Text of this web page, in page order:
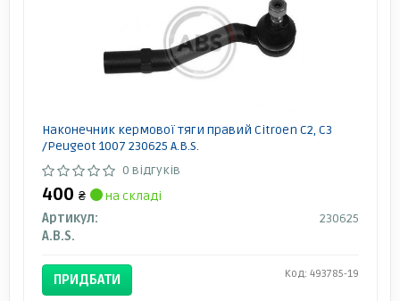
Наконечник кермової тяги правий Citroen C2, C3
/Peugeot 1007 230625 A.B.S.
0 відгуків
400 ₴
на складі
Артикул:
230625
A.B.S.
ПРИДБАТИ Код: 493785-19